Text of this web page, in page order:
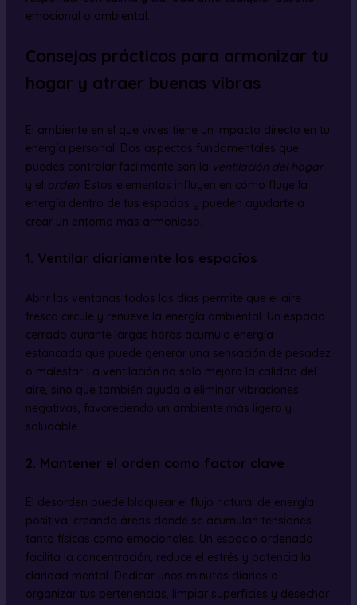
emocional o ambiental.
Consejos prácticos para armonizar tu
hogar y atraer buenas vibras
El ambiente en el que vives tiene un impacto directo en tu
energía personal. Dos aspectos fundamentales que
puedes controlar fácilmente son la ventilación del hogar
y el orden. Estos elementos influyen en cómo fluye la
energía dentro de tus espacios y pueden ayudarte a
crear un entorno más armonioso.
1. Ventilar diariamente los espacios
Abrir las ventanas todos los días permite que el aire
fresco circule y renueve la energía ambiental. Un espacio
cerrado durante largas horas acumula energía
estancada que puede generar una sensación de pesadez
o malestar. La ventilación no solo mejora la calidad del
aire, sino que también ayuda a eliminar vibraciones
negativas, favoreciendo un ambiente más ligero y
saludable.
2. Mantener el orden como factor clave
El desorden puede bloquear el flujo natural de energía
positiva, creando áreas donde se acumulan tensiones
tanto físicas como emocionales. Un espacio ordenado
facilita la concentración, reduce el estrés y potencia la
claridad mental. Dedicar unos minutos diarios a
organizar tus pertenencias, limpiar superficies y desechar